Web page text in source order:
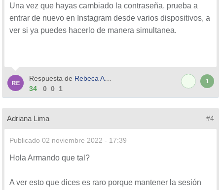
Una vez que hayas cambiado la contraseña, prueba a
entrar de nuevo en Instagram desde varios dispositivos, a
ver si ya puedes hacerlo de manera simultanea.
Respuesta de Rebeca Arias
34
0 0 1
1
Adriana Lima #4
Publicado 02 noviembre 2022 - 17:39
Hola Armando que tal?
A ver esto que dices es raro porque mantener la sesión